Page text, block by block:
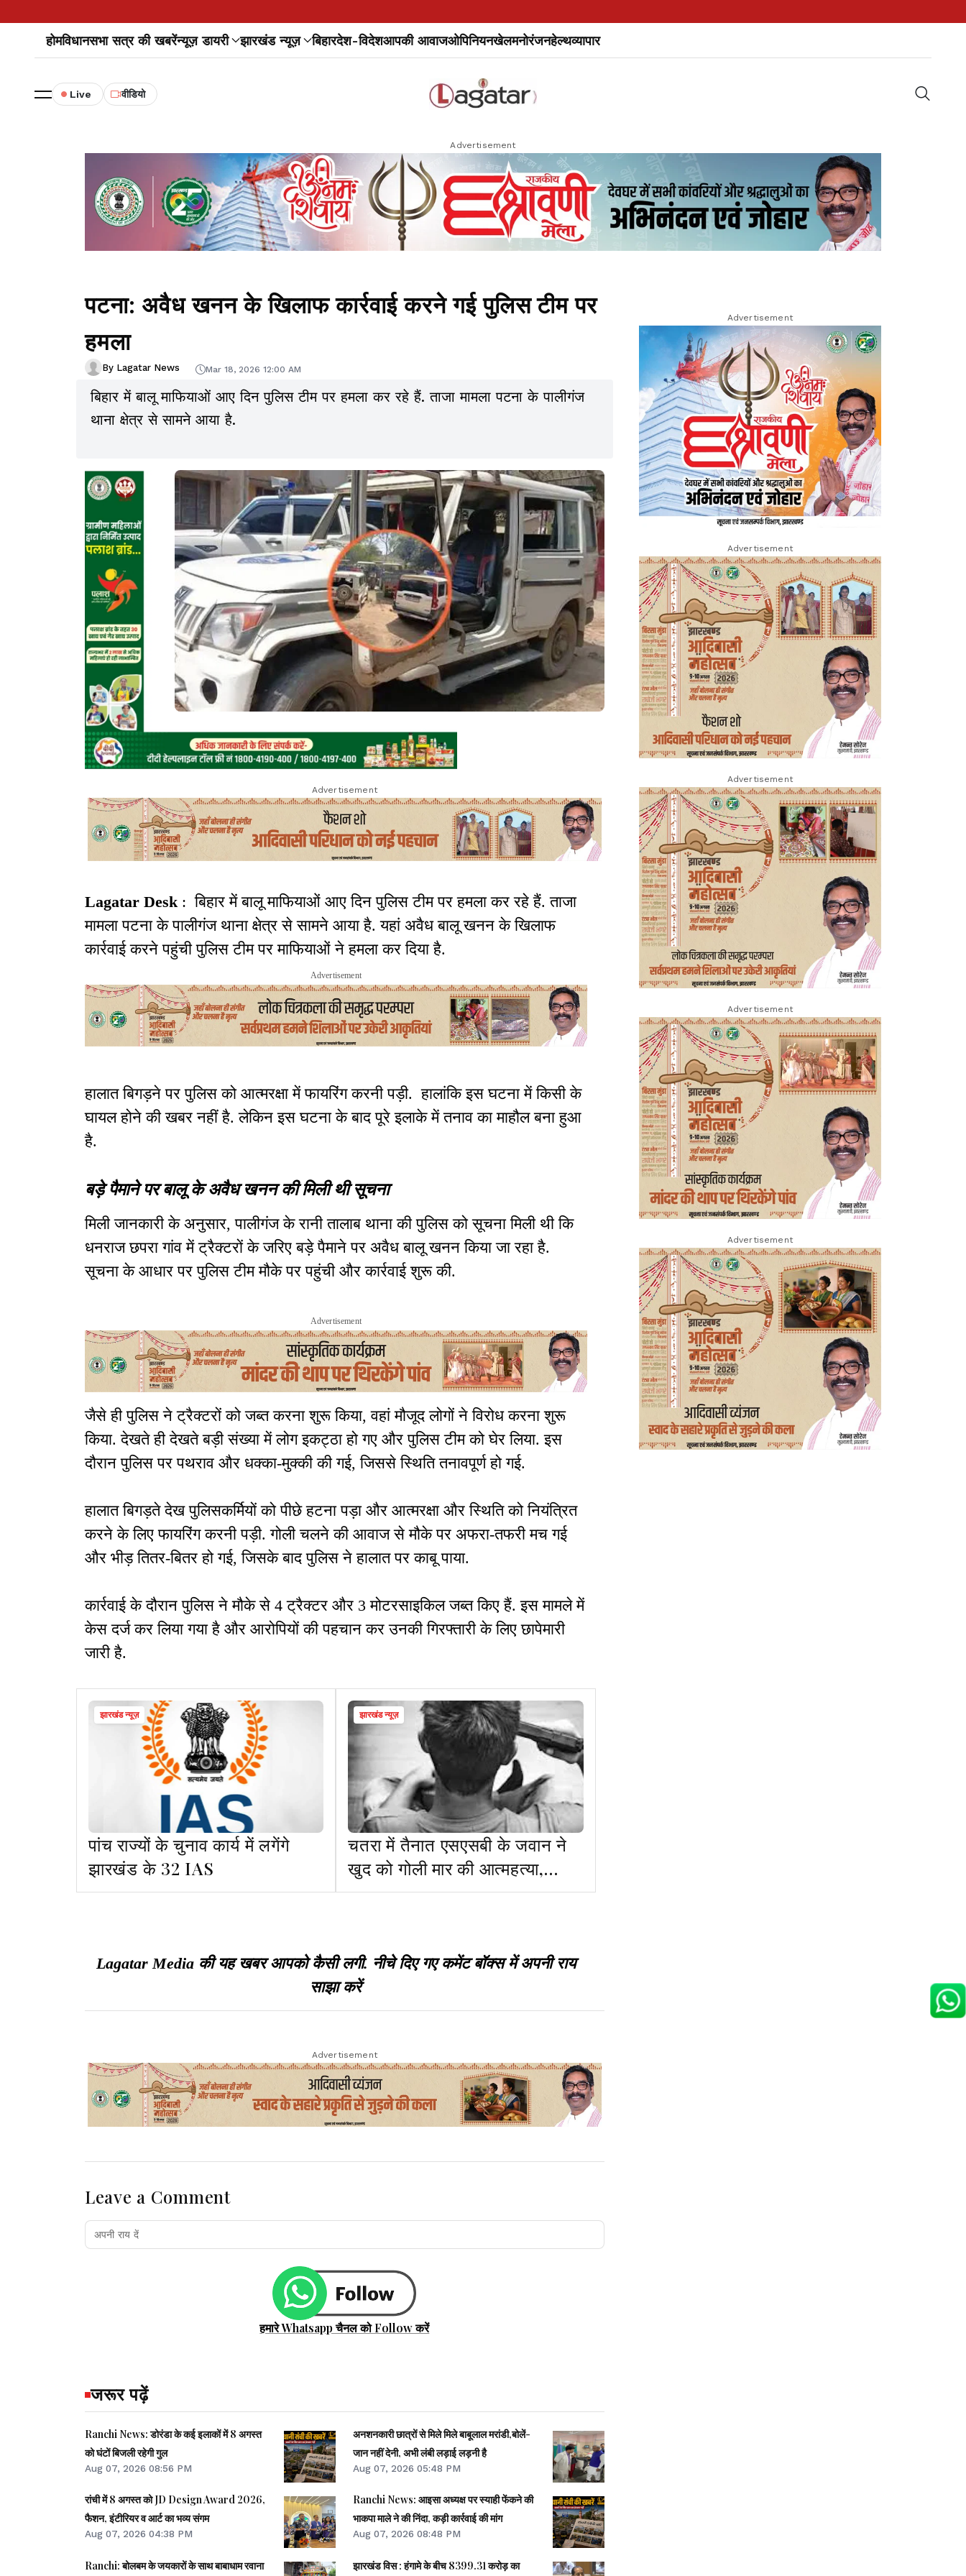
होमविधानसभा सत्र की खबरेंन्यूज़ डायरी झारखंड न्यूज़ बिहारदेश-विदेशआपकी आवाजओपिनियनखेलमनोरंजनहेल्थव्यापार
Live वीडियो
Advertisement
पटना: अवैध खनन के खिलाफ कार्रवाई करने गई पुलिस टीम पर
हमला
By Lagatar News Mar 18, 2026 12:00 AM
बिहार में बालू माफियाओं आए दिन पुलिस टीम पर हमला कर रहे हैं. ताजा मामला पटना के पालीगंज
थाना क्षेत्र से सामने आया है.
Advertisement
Lagatar Desk : बिहार में बालू माफियाओं आए दिन पुलिस टीम पर हमला कर रहे हैं. ताजा
मामला पटना के पालीगंज थाना क्षेत्र से सामने आया है. यहां अवैध बालू खनन के खिलाफ
कार्रवाई करने पहुंची पुलिस टीम पर माफियाओं ने हमला कर दिया है.
Advertisement
हालात बिगड़ने पर पुलिस को आत्मरक्षा में फायरिंग करनी पड़ी. हालांकि इस घटना में किसी के
घायल होने की खबर नहीं है. लेकिन इस घटना के बाद पूरे इलाके में तनाव का माहौल बना हुआ
है.
बड़े पैमाने पर बालू के अवैध खनन की मिली थी सूचना
मिली जानकारी के अनुसार, पालीगंज के रानी तालाब थाना की पुलिस को सूचना मिली थी कि
धनराज छपरा गांव में ट्रैक्टरों के जरिए बड़े पैमाने पर अवैध बालू खनन किया जा रहा है.
सूचना के आधार पर पुलिस टीम मौके पर पहुंची और कार्रवाई शुरू की.
Advertisement
जैसे ही पुलिस ने ट्रैक्टरों को जब्त करना शुरू किया, वहां मौजूद लोगों ने विरोध करना शुरू
किया. देखते ही देखते बड़ी संख्या में लोग इकट्ठा हो गए और पुलिस टीम को घेर लिया. इस
दौरान पुलिस पर पथराव और धक्का-मुक्की की गई, जिससे स्थिति तनावपूर्ण हो गई.
हालात बिगड़ते देख पुलिसकर्मियों को पीछे हटना पड़ा और आत्मरक्षा और स्थिति को नियंत्रित
करने के लिए फायरिंग करनी पड़ी. गोली चलने की आवाज से मौके पर अफरा-तफरी मच गई
और भीड़ तितर-बितर हो गई, जिसके बाद पुलिस ने हालात पर काबू पाया.
कार्रवाई के दौरान पुलिस ने मौके से 4 ट्रैक्टर और 3 मोटरसाइकिल जब्त किए हैं. इस मामले में
केस दर्ज कर लिया गया है और आरोपियों की पहचान कर उनकी गिरफ्तारी के लिए छापेमारी
जारी है.
झारखंड न्यूज़
पांच राज्यों के चुनाव कार्य में लगेंगे
झारखंड के 32 IAS
झारखंड न्यूज़
चतरा में तैनात एसएसबी के जवान ने
खुद को गोली मार की आत्महत्या,
देवघर का रहने वाला था
Lagatar Media की यह खबर आपको कैसी लगी. नीचे दिए गए कमेंट बॉक्स में अपनी राय
साझा करें
Advertisement
Leave a Comment
हमारे Whatsapp चैनल को Follow करें
जरूर पढ़ें
Ranchi News: डोरंडा के कई इलाकों में 8 अगस्त
को घंटों बिजली रहेगी गुल
Aug 07, 2026 08:56 PM
रांची में 8 अगस्त को JD Design Award 2026,
फैशन, इंटीरियर व आर्ट का भव्य संगम
Aug 07, 2026 04:38 PM
Ranchi: बोलबम के जयकारों के साथ बाबाधाम रवाना
अनशनकारी छात्रों से मिले मिले बाबूलाल मरांडी,बोलें-
जान नहीं देनी, अभी लंबी लड़ाई लड़नी है
Aug 07, 2026 05:48 PM
Ranchi News: आइसा अध्यक्ष पर स्याही फेंकने की
भाकपा माले ने की निंदा, कड़ी कार्रवाई की मांग
Aug 07, 2026 08:48 PM
झारखंड विस : हंगामे के बीच 8399.31 करोड़ का
Advertisement
Advertisement
Advertisement
Advertisement
Advertisement